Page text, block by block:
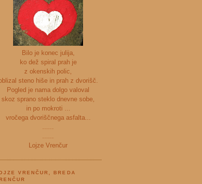
Bilo je konec julija,
ko dež spiral prah je
z okenskih polic,
steno hiše in prah z dvorišč.
Pogled je nama dolgo valoval
skoz sprano steklo dnevne sobe,
in po mokroti ...
vročega dvoriščnega asfalta...
......
......
Lojze Vrenčur
VRENČUR, BREDA